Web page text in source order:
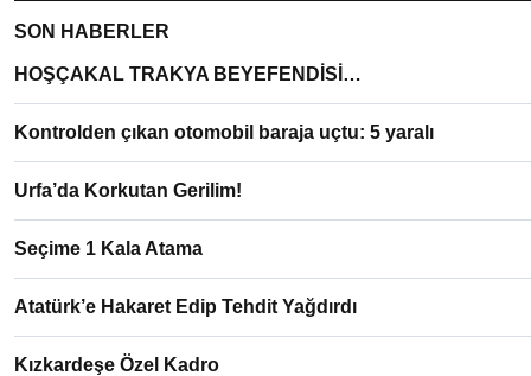
SON HABERLER
HOŞÇAKAL TRAKYA BEYEFENDİSİ…
Kontrolden çıkan otomobil baraja uçtu: 5 yaralı
Urfa’da Korkutan Gerilim!
Seçime 1 Kala Atama
Atatürk’e Hakaret Edip Tehdit Yağdırdı
Kızkardeşe Özel Kadro